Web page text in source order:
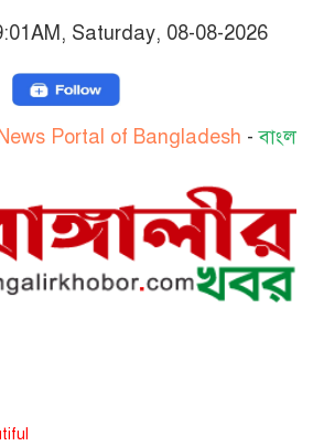
Saturday, 08-08-2026
of Bangladesh- বাংলাদেশের